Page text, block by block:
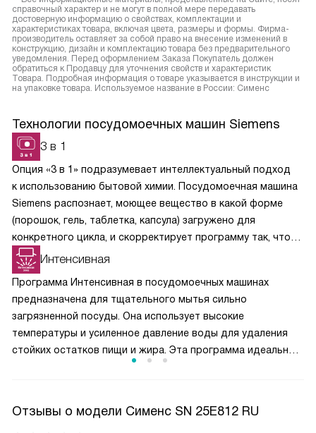
справочный характер и не могут в полной мере передавать
достоверную информацию о свойствах, комплектации и
характеристиках товара, включая цвета, размеры и формы. Фирма-
производитель оставляет за собой право на внесение изменений в
конструкцию, дизайн и комплектацию товара без предварительного
уведомления. Перед оформлением Заказа Покупатель должен
обратиться к Продавцу для уточнения свойств и характеристик
Товара. Подробная информация о товаре указывается в инструкции и
на упаковке товара. Используемое название в России: Сименс
Технологии посудомоечных машин Siemens
3 в 1
Опция «3 в 1» подразумевает интеллектуальный подход
к использованию бытовой химии. Посудомоечная машина
Siemens распознает, моющее вещество в какой форме
(порошок, гель, таблетка, капсула) загружено для
конкретного цикла, и скорректирует программу так, чтобы
химические вещества растворялись постепенно
и своевременно вступали в реакции.
Интенсивная
Программа Интенсивная в посудомоечных машинах
предназначена для тщательного мытья сильно
загрязненной посуды. Она использует высокие
температуры и усиленное давление воды для удаления
стойких остатков пищи и жира. Эта программа идеально
даже при самых сложных загрязнениях, гарантируя, что
Отзывы о модели Сименс SN 25E812 RU